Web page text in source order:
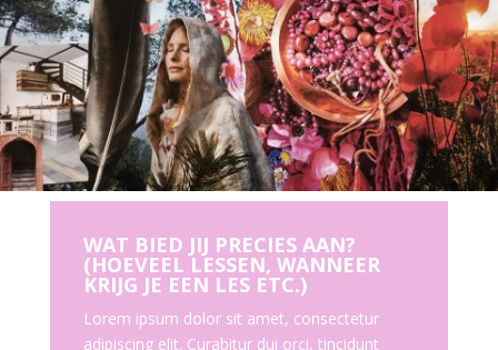
WAT BIED JIJ PRECIES AAN?
(HOEVEEL LESSEN, WANNEER
KRIJG JE EEN LES ETC.)
Lorem ipsum dolor sit amet, consectetur
adipiscing elit. Curabitur dui orci, tincidunt